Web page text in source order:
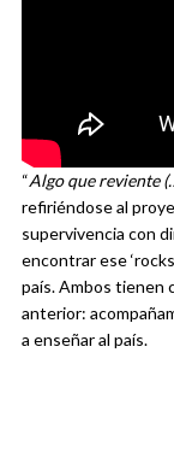
“Algo que reviente
refiriéndose al
supervivencia con
encontrar ese
país. Ambos tienen
anterior:
a enseñar al país.